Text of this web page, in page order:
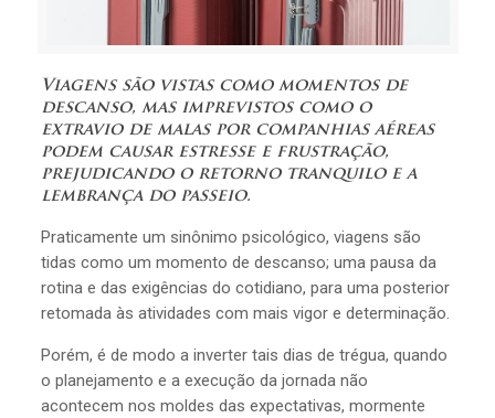
Viagens são vistas como momentos de
descanso, mas imprevistos como o
extravio de malas por companhias aéreas
podem causar estresse e frustração,
prejudicando o retorno tranquilo e a
lembrança do passeio.
Praticamente um sinônimo psicológico, viagens são
tidas como um momento de descanso; uma pausa da
rotina e das exigências do cotidiano, para uma posterior
retomada às atividades com mais vigor e determinação.
Porém, é de modo a inverter tais dias de trégua, quando
o planejamento e a execução da jornada não
acontecem nos moldes das expectativas, mormente